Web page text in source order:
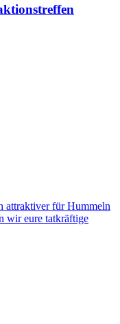
attraktiver für Hummeln
wir eure tatkräftige